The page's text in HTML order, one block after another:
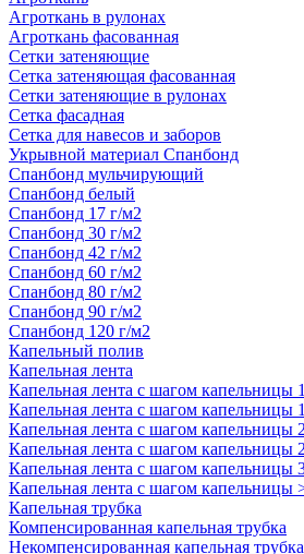
Агроткань в рулонах
Агроткань фасованная
Сетки затеняющие
Сетка затеняющая фасованная
Сетки затеняющие в рулонах
Сетка фасадная
Сетка для навесов и заборов
Укрывной материал Спанбонд
Спанбонд мульчирующий
Спанбонд белый
Спанбонд 17 г/м2
Спанбонд 30 г/м2
Спанбонд 42 г/м2
Спанбонд 60 г/м2
Спанбонд 80 г/м2
Спанбонд 90 г/м2
Спанбонд 120 г/м2
Капельный полив
Капельная лента
Капельная лента с шагом капельницы
Капельная лента с шагом капельницы
Капельная лента с шагом капельницы
Капельная лента с шагом капельницы
Капельная лента с шагом капельницы
Капельная лента с шагом капельницы
Капельная трубка
Компенсированная капельная трубка
Некомпенсированная капельная трубка